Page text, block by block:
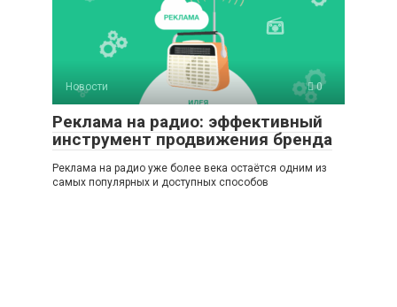
Новости 0
Реклама на радио: эффективный
инструмент продвижения бренда
Реклама на радио уже более века остаётся одним из
самых популярных и доступных способов